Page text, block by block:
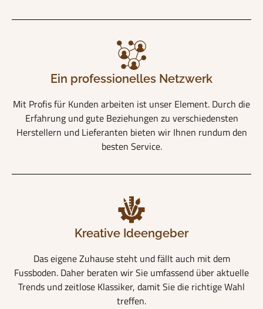
Ein professionelles Netzwerk
Mit Profis für Kunden arbeiten ist unser Element. Durch die
Erfahrung und gute Beziehungen zu verschiedensten
Herstellern und Lieferanten bieten wir Ihnen rundum den
besten Service.
Kreative Ideengeber
Das eigene Zuhause steht und fällt auch mit dem
Fussboden. Daher beraten wir Sie umfassend über aktuelle
Trends und zeitlose Klassiker, damit Sie die richtige Wahl
treffen.